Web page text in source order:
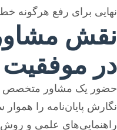
نهایی برای رفع هرگونه
نقش
در موفقیت
حضور یک مشاور متخصص و
نگارش پایان‌نامه را هموار
راهنمایی‌های علمی و